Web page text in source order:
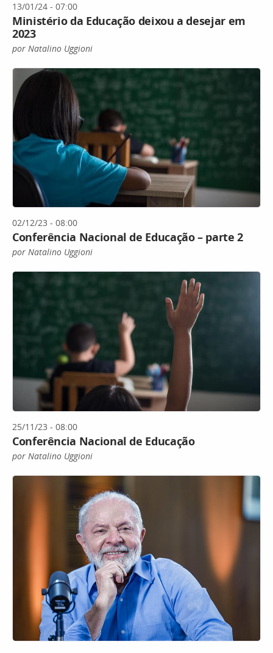
13/01/24 - 07:00
Ministério da Educação deixou a desejar em
2023
por Natalino Uggioni
02/12/23 - 08:00
Conferência Nacional de Educação – parte 2
por Natalino Uggioni
25/11/23 - 08:00
Conferência Nacional de Educação
por Natalino Uggioni